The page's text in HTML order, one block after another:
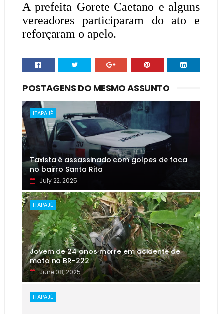
A prefeita Gorete Caetano e alguns
vereadores participaram do ato e
reforçaram o apelo.
POSTAGENS DO MESMO ASSUNTO
ITAPAJÉ
Taxista é assassinado com golpes de faca
no bairro Santa Rita
July 22, 2025
ITAPAJÉ
Jovem de 24 anos morre em acidente de
moto na BR-222
June 08, 2025
ITAPAJÉ